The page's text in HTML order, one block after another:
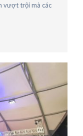
vượt trội mà các